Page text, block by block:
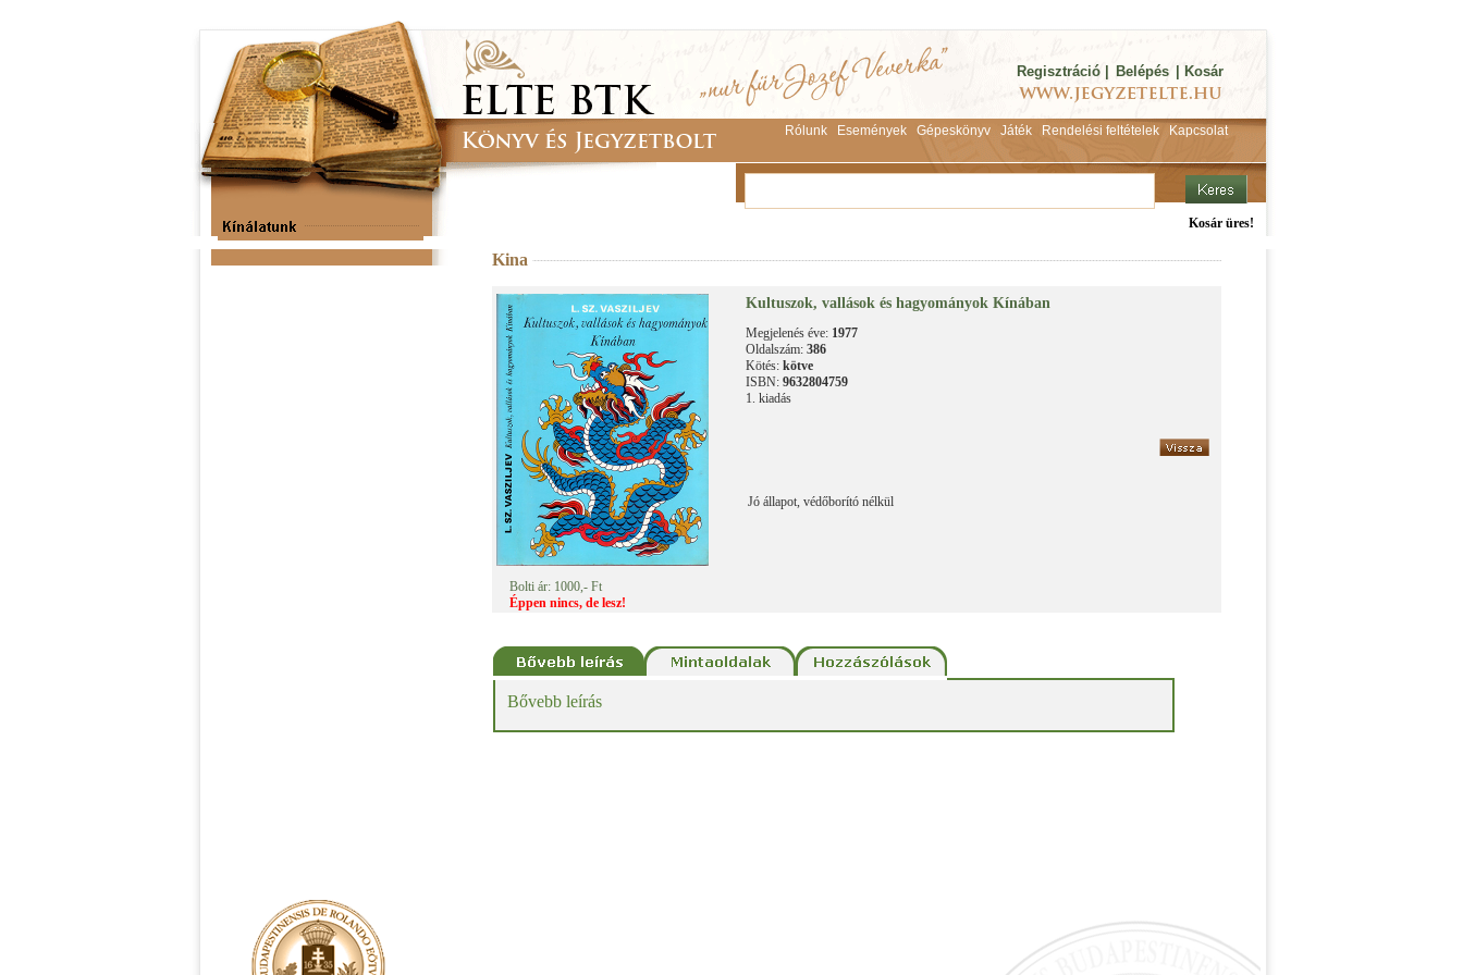
Regisztráció Belépés Kosár
Rólunk Események Gépeskönyv Játék Rendelési feltételek Kapcsolat
Kosár üres!
Kina
Bolti ár: 1000,- Ft
Éppen nincs, de lesz!
Kultuszok, vallások és hagyományok Kínában
Megjelenés éve: 1977
Oldalszám: 386
Kötés: kötve
ISBN: 9632804759
1. kiadás
Jó állapot, védőborító nélkül
Bővebb leírás